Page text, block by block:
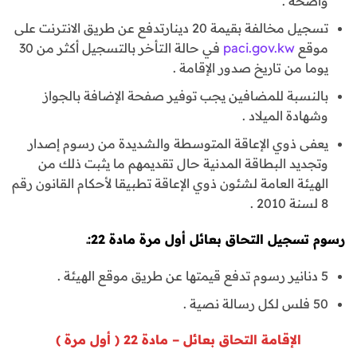
تسجيل مخالفة بقيمة 20 دينارتدفع عن طريق الانترنت على
موقع paci.gov.kw
في حالة التأخر بالتسجيل أكثر من 30
يوما من تاريخ صدور الإقامة .
بالنسبة للمضافين يجب توفير صفحة الإضافة بالجواز
وشهادة الميلاد .
يعفى ذوي الإعاقة المتوسطة والشديدة من رسوم إصدار
وتجديد البطاقة المدنية حال تقديمهم ما يثبت ذلك من
الهيئة العامة لشئون ذوي الإعاقة تطبيقا لأحكام القانون رقم
8 لسنة 2010 .
رسوم تسجيل التحاق بعائل أول مرة مادة 22:ـ
5 دنانير رسوم تدفع قيمتها عن طريق موقع الهيئة .
50 فلس لكل رسالة نصية .
الإقامة التحاق بعائل – مادة 22 ( أول مرة )